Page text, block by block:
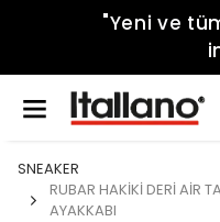
"Yeni ve
SNEAKER
RUBAR HAKİKİ DERİ AİR
AYAKKABI